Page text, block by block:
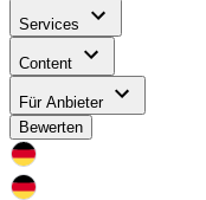
Services
Content
Für Anbieter
Bewerten